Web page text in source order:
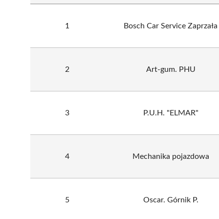
1 Bosch Car Service Zaprzała
2 Art-gum. PHU
3 P.U.H. "ELMAR"
4 Mechanika pojazdowa
5 Oscar. Górnik P.